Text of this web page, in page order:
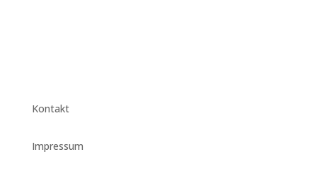
Kontakt
Impressum